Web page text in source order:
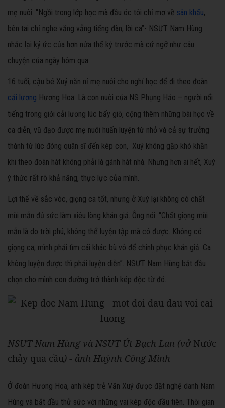
mẹ nuôi. “Ngồi trong lớp học mà đầu óc tôi chỉ mơ về sân khấu,
bên tai chỉ nghe văng vẳng tiếng đàn, lời ca”- NSƯT Nam Hùng
nhắc lại ký ức của hơn nửa thế kỷ trước mà cứ ngỡ như câu
chuyện của ngày hôm qua.
16 tuổi, cậu bé Xuý năn nỉ mẹ nuôi cho nghỉ học để đi theo đoàn
cải lương Hương Hoa. Là con nuôi của NS Phụng Hảo – người nổi
tiếng trong giới cải lương lúc bấy giờ, cộng thêm những bài học về
ca diễn, vũ đạo được mẹ nuôi huấn luyện từ nhỏ và cả sự trưởng
thành từ lúc đóng quân sĩ đến kép con, Xuý không gặp khó khăn
khi theo đoàn hát không phải là gánh hát nhà. Nhưng hơn ai hết, Xuý
ý thức rất rõ khả năng, thực lực của mình.
Lợi thế về sắc vóc, giọng ca tốt, nhưng ở Xuý lại không có chất
mùi mẫn đủ sức làm xiêu lòng khán giả. Ông nói: “Chất giọng mùi
mẫn là do trời phú, không thể luyện tập mà có được. Không có
giọng ca, mình phải tìm cái khác bù vô để chinh phục khán giả. Ca
không luyện được thì phải luyện diễn”. NSƯT Nam Hùng bắt đầu
chọn cho mình con đường trở thành kép độc từ đó.
NSƯT Nam Hùng và NSƯT Út Bạch Lan (vở Nước
chảy qua cầu) - ảnh Huỳnh Công Minh
Ở đoàn Hương Hoa, anh kép trẻ Văn Xuý được đặt nghệ danh Nam
Hùng và bắt đầu thử sức với những vai kép độc đầu tiên. Thời gian